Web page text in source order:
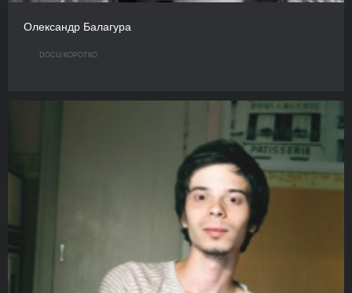
Олександр Балагура
DOCU/КOРОТКО